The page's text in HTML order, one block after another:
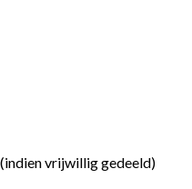
vrijwillig gedeeld)